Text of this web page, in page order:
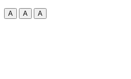
A A A